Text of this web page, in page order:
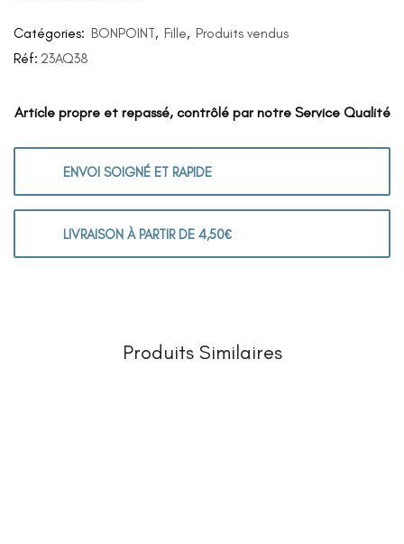
Catégories: BONPOINT, Fille, Produits vendus
Réf: 23AQ38
Article propre et repassé, contrôlé par notre Service Qualité
ENVOI SOIGNÉ ET RAPIDE
LIVRAISON À PARTIR DE 4,50€
Produits Similaires